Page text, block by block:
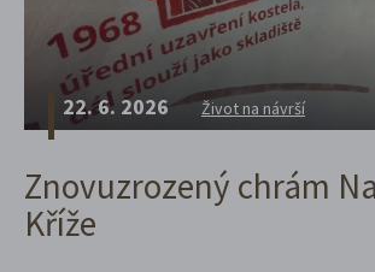
22. 6. 2026 Život na návrší
Znovuzrozený chrám
Kříže